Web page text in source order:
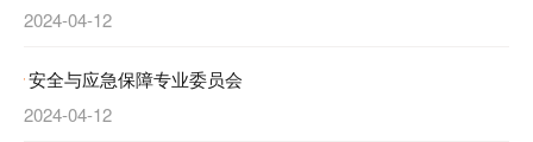
2024-04-12
安全与应急保障专业委员会
2024-04-12